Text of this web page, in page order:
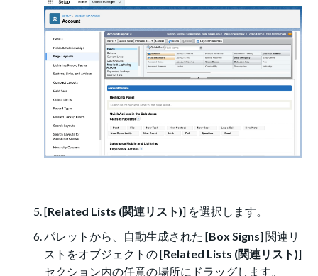
[Related Lists (関連リスト)] を選択します。
パレットから、自動生成された [Box Signs] 関連リ
ストをオブジェクトの [Related Lists (関連リスト)]
セクション内の任意の場所にドラッグします。